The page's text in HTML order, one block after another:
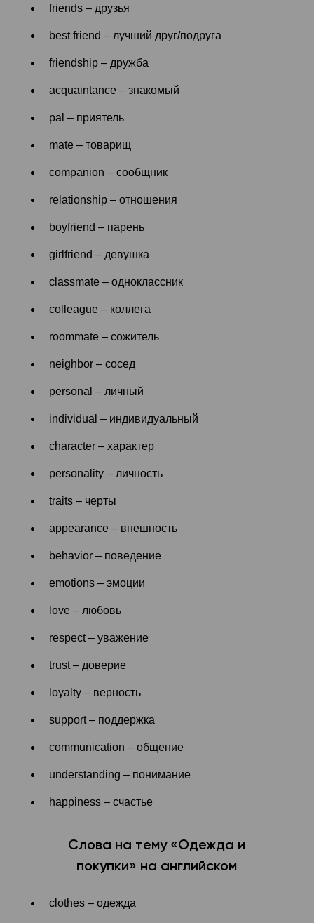
friends – друзья
best friend – лучший друг/подруга
friendship – дружба
acquaintance – знакомый
pal – приятель
mate – товарищ
companion – сообщник
relationship – отношения
boyfriend – парень
girlfriend – девушка
classmate – одноклассник
colleague – коллега
roommate – сожитель
neighbor – сосед
personal – личный
individual – индивидуальный
character – характер
personality – личность
traits – черты
appearance – внешность
behavior – поведение
emotions – эмоции
love – любовь
respect – уважение
trust – доверие
loyalty – верность
support – поддержка
communication – общение
understanding – понимание
happiness – счастье
Слова на тему «Одежда и
покупки» на английском
clothes – одежда